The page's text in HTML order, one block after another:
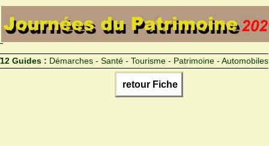
12 Guides : Démarches - Santé - Tourisme - Patrimoine - Automobiles
retour Fiche